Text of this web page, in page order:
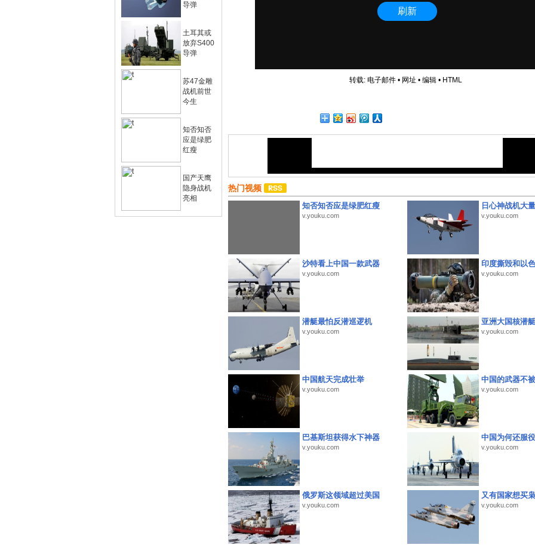
导弹
土耳其或
放弃S400
导弹
苏47金雕
战机前世
今生
知否知否
应是绿肥
红瘦
国产天鹰
隐身战机
亮相
转载: 电子邮件• 网址 • 编辑• HTML
热门视频
知否知否应是绿肥红瘦
v.youku.com
日心神战机大
v.youku.com
沙特看上中国一款武器
v.youku.com
印度撕毁和以
v.youku.com
潜艇最怕反潜巡逻机
v.youku.com
亚洲大国核潜
v.youku.com
中国航天完成壮举
v.youku.com
中国的武器不
v.youku.com
巴基斯坦获得水下神器
v.youku.com
中国为何还服
v.youku.com
俄罗斯这领域超过美国
v.youku.com
又有国家想买
v.youku.com